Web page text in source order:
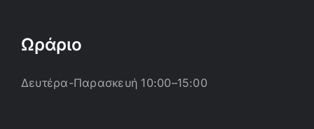
Ωράριο
Δευτέρα-Παρασκευή 10:00–15:00